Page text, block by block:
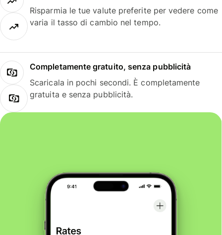
Risparmia le tue valute preferite per vedere come
varia il tasso di cambio nel tempo.
Completamente gratuito, senza pubblicità
Scaricala in pochi secondi. È completamente
gratuita e senza pubblicità.